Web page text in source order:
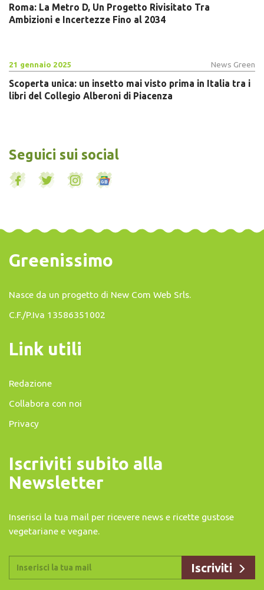
Roma: La Metro D, Un Progetto Rivisitato Tra
Ambizioni e Incertezze Fino al 2034
21 gennaio 2025 News Green
Scoperta unica: un insetto mai visto prima in Italia tra i
libri del Collegio Alberoni di Piacenza
Seguici sui social
Greenissimo
Nasce da un progetto di New Com Web Srls.
C.F./P.Iva 13586351002
Link utili
Redazione
Collabora con noi
Privacy
Iscriviti subito alla
Newsletter
Inserisci la tua mail per ricevere news e ricette gustose
vegetariane e vegane.